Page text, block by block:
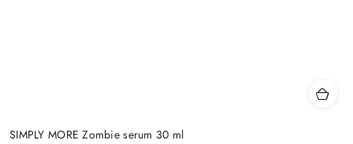
SIMPLY MORE Zombie serum 30 ml